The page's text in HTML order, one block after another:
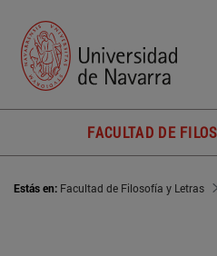
FACULTAD DE
Estás en: Facultad de Filosofía y Letras